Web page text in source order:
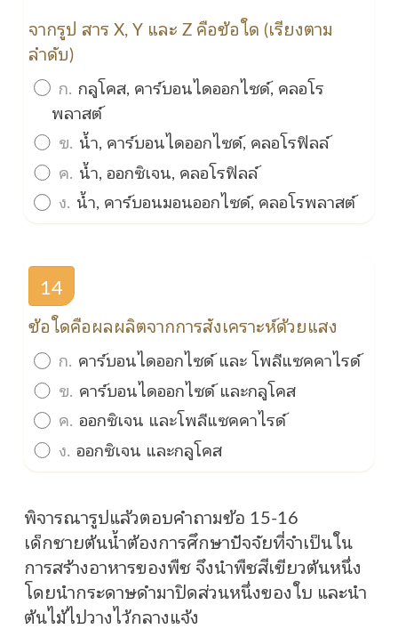
จากรูป สาร X, Y และ Z คือข้อใด (เรียงตาม
ลำดับ)
ก. กลูโคส, คาร์บอนไดออกไซด์, คลอโร
พลาสต์
ข. น้ำ, คาร์บอนไดออกไซด์, คลอโรฟิลล์
ค. น้ำ, ออกซิเจน, คลอโรฟิลล์
ง. น้ำ, คาร์บอนมอนออกไซด์, คลอโรพลาสต์
14
ข้อใดคือผลผลิตจากการสังเคราะห์ด้วยแสง
ก. คาร์บอนไดออกไซด์ และ โพลีแซคคาไรด์
ข. คาร์บอนไดออกไซด์ และกลูโคส
ค. ออกซิเจน และโพลีแซคคาไรด์
ง. ออกซิเจน และกลูโคส
พิจารณารูปแล้วตอบคำถามข้อ 15-16
เด็กชายต้นน้ำต้องการศึกษาปัจจัยที่จำเป็นใน
การสร้างอาหารของพืช จึงนำพืชสีเขียวต้นหนึ่ง
โดยนำกระดาษดำมาปิดส่วนหนึ่งของใบ และนำ
ต้นไม้ไปวางไว้กลางแจ้ง